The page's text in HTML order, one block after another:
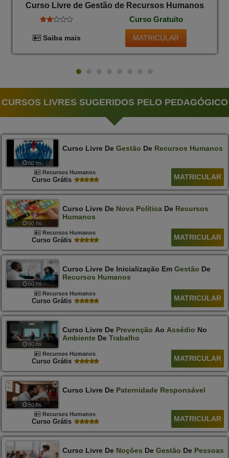
Curso Livre de Gestão de Recursos Humanos
Curso Gratuito
Saiba mais MATRICULAR
CURSOS LIVRES SUGERIDOS PELO PEDAGÓGICO
60 hs
Curso Livre De Gestão De Recursos Humanos
Recursos Humanos
Curso Grátis MATRICULAR
60 hs
Curso Livre De Nova PolíticaDe Recursos
Humanos
Recursos Humanos
Curso Grátis MATRICULAR
60 hs
Curso Livre De Inicialização Em Gestão De
Recursos Humanos
Recursos Humanos
Curso Grátis MATRICULAR
60 hs
Curso Livre De Prevenção Ao Assédio No
AmbienteDe Trabalho
Recursos Humanos
Curso Grátis MATRICULAR
60 hs
Curso Livre De Paternidade Responsável
Recursos Humanos
Curso Grátis MATRICULAR
Curso Livre De Noções De Gestão De Pessoas